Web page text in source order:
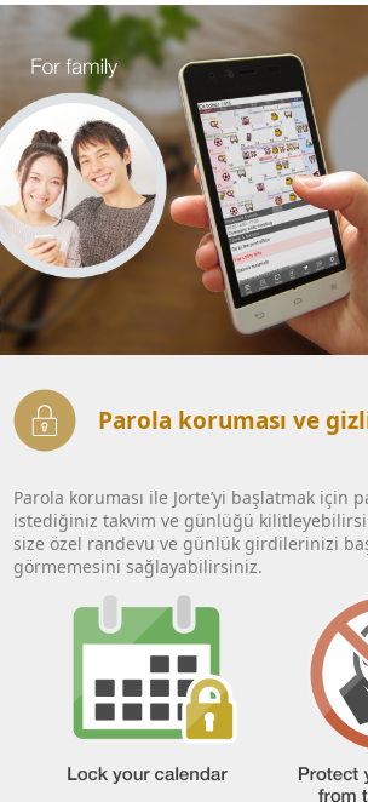
Parola koruması ve
Parola koruması ile Jorte’yi başlatmak için
istediğiniz takvim ve günlüğü
size özel randevu ve günlük girdilerinizi
görmemesini sağlayabilirsiniz.